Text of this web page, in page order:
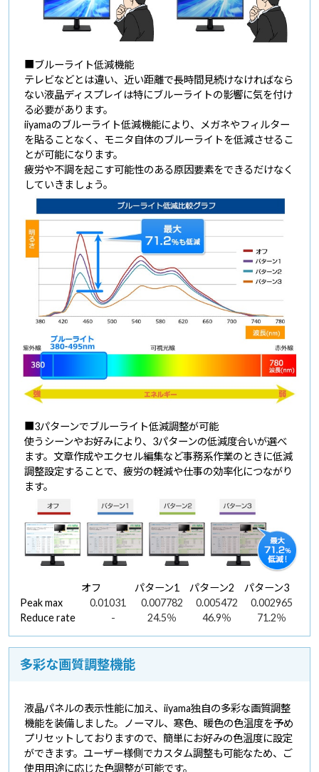
■ブルーライト低減機能
テレビなどとは違い、近い距離で長時間見続けなければなら
ない液晶ディスプレイは特にブルーライトの影響に気を付け
る必要があります。
iiyamaのブルーライト低減機能により、メガネやフィルター
を貼ることなく、モニタ自体のブルーライトを低減させるこ
とが可能になります。
疲労や不調を起こす可能性のある原因要素をできるだけなく
していきましょう。
■3パターンでブルーライト低減調整が可能
使うシーンやお好みにより、3パターンの低減度合いが選べ
ます。文章作成やエクセル編集など事務系作業のときに低減
調整設定することで、疲労の軽減や仕事の効率化につながり
ます。
オフ パターン1 パターン2
パターン3
Peak max
0.01031 0.007782 0.005472
0.002965
Reduce rate
- 24.5％ 46.9％ 71.2％
多彩な画質調整機能
液晶パネルの表示性能に加え、iiyama独自の多彩な画質調整
機能を装備しました。ノーマル、寒色、暖色の色温度を予め
プリセットしておりますので、簡単にお好みの色温度に設定
ができます。ユーザー様側でカスタム調整も可能なため、ご
使用用途に応じた色調整が可能です。